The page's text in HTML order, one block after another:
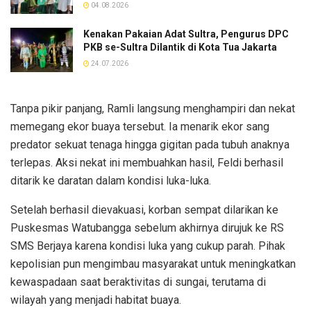
04.08.2026
Kenakan Pakaian Adat Sultra, Pengurus DPC
PKB se-Sultra Dilantik di Kota Tua Jakarta
24.07.2026
Tanpa pikir panjang, Ramli langsung menghampiri dan nekat
memegang ekor buaya tersebut. Ia menarik ekor sang
predator sekuat tenaga hingga gigitan pada tubuh anaknya
terlepas. Aksi nekat ini membuahkan hasil, Feldi berhasil
ditarik ke daratan dalam kondisi luka-luka.
Setelah berhasil dievakuasi, korban sempat dilarikan ke
Puskesmas Watubangga sebelum akhirnya dirujuk ke RS
SMS Berjaya karena kondisi luka yang cukup parah. Pihak
kepolisian pun mengimbau masyarakat untuk meningkatkan
kewaspadaan saat beraktivitas di sungai, terutama di
wilayah yang menjadi habitat buaya.